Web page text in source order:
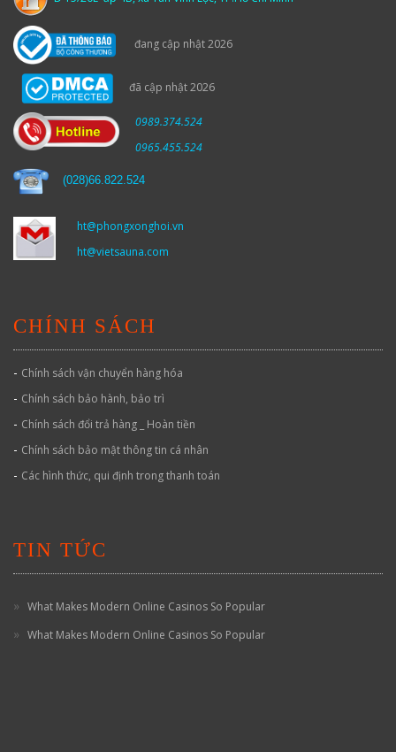
đang cập nhật 2026
đã cập nhật 2026
0989.374.524
0965.455.524
(028)66.822.524
ht@phongxonghoi.vn
ht@vietsauna.com
CHÍNH SÁCH
- Chính sách vận chuyển hàng hóa
- Chính sách bảo hành, bảo trì
- Chính sách đổi trả hàng _ Hoàn tiền
- Chính sách bảo mật thông tin cá nhân
- Các hình thức, qui định trong thanh toán
TIN TỨC
What Makes Modern Online Casinos So Popular
What Makes Modern Online Casinos So Popular